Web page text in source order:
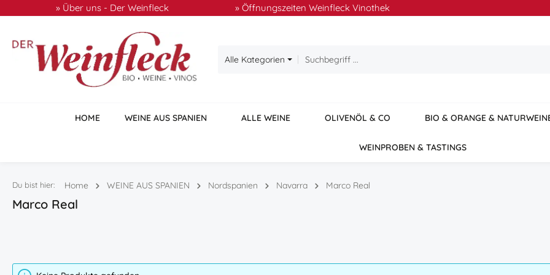
Hauptinhalt springen
Zur Suche springen
Zur Hauptnavigation springen
» Über uns - Der Weinfleck » Öffnungszeiten Weinfleck Vinothek
Alle Kategorien
HOME WEINE AUS SPANIEN ALLE WEINE OLIVENÖL & CO BIO & ORANGE &
WEINPROBEN & TASTINGS
Du bist hier: Home WEINE AUS SPANIEN Nordspanien Navarra Marco Real
Marco Real